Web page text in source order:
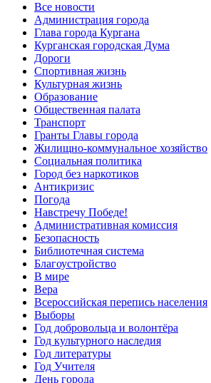
Все новости
Администрация города
Глава города Кургана
Курганская городская Дума
Дороги
Спортивная жизнь
Культурная жизнь
Образование
Общественная палата
Транспорт
Гранты Главы города
Жилищно-коммунальное хозяйство
Социальная политика
Город без наркотиков
Антикризис
Погода
Навстречу Победе!
Административная комиссия
Безопасность
Библиотечная система
Благоустройство
В мире
Вера
Всероссийская перепись населения
Выборы
Год добровольца и волонтёра
Год культурного наследия
Год литературы
Год Учителя
День города